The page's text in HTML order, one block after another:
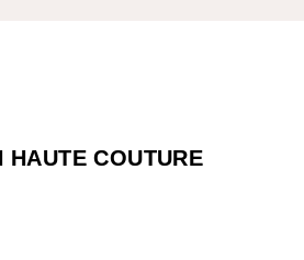
HAUTE COUTURE